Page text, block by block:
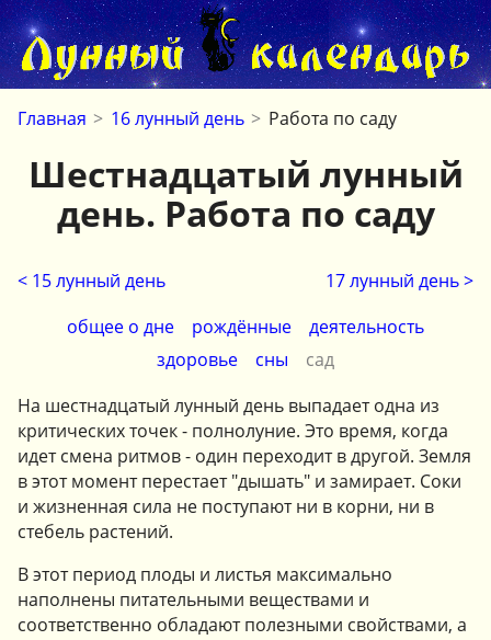
Главная > 16 лунный день > Работа по саду
Шестнадцатый лунный
день. Работа по саду
< 15 лунный день
17 лунный день >
общее о дне
рождённые
деятельность
здоровье
сны
сад
На шестнадцатый лунный день выпадает одна из
критических точек - полнолуние. Это время, когда
идет смена ритмов - один переходит в другой. Земля
в этот момент перестает "дышать" и замирает. Соки
и жизненная сила не поступают ни в корни, ни в
стебель растений.
В этот период плоды и листья максимально
наполнены питательными веществами и
соответственно обладают полезными свойствами, а